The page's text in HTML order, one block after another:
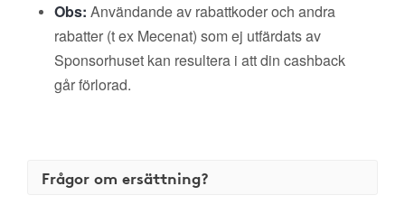
Obs: Användande av rabattkoder och andra
rabatter (t ex Mecenat) som ej utfärdats av
Sponsorhuset kan resultera i att din cashback
går förlorad.
Frågor om ersättning?